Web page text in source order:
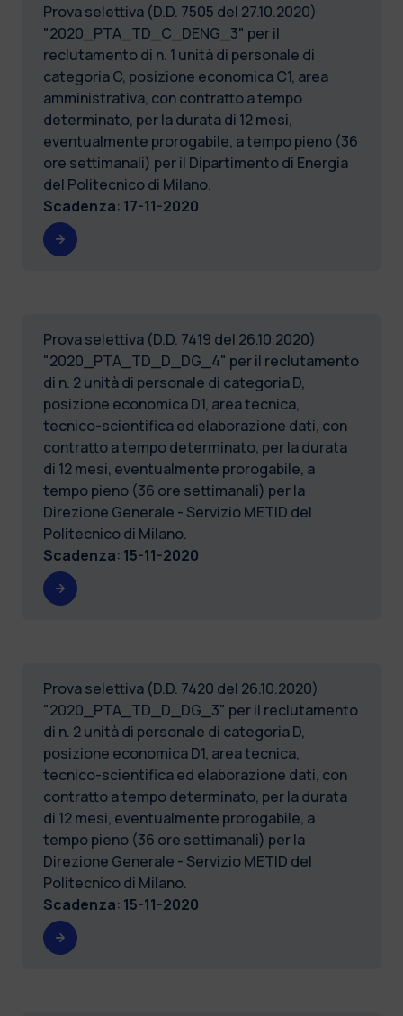
Prova selettiva (D.D. 7505 del 27.10.2020)
"2020_PTA_TD_C_DENG_3" per il
reclutamento di n. 1 unità di personale di
categoria C, posizione economica C1, area
amministrativa, con contratto a tempo
determinato, per la durata di 12 mesi,
eventualmente prorogabile, a tempo pieno (36
ore settimanali) per il Dipartimento di Energia
del Politecnico di Milano.
Scadenza: 17-11-2020
Prova selettiva (D.D. 7419 del 26.10.2020)
"2020_PTA_TD_D_DG_4" per il reclutamento
di n. 2 unità di personale di categoria D,
posizione economica D1, area tecnica,
tecnico-scientifica ed elaborazione dati, con
contratto a tempo determinato, per la durata
di 12 mesi, eventualmente prorogabile, a
tempo pieno (36 ore settimanali) per la
Direzione Generale - Servizio METID del
Politecnico di Milano.
Scadenza: 15-11-2020
Prova selettiva (D.D. 7420 del 26.10.2020)
"2020_PTA_TD_D_DG_3" per il reclutamento
di n. 2 unità di personale di categoria D,
posizione economica D1, area tecnica,
tecnico-scientifica ed elaborazione dati, con
contratto a tempo determinato, per la durata
di 12 mesi, eventualmente prorogabile, a
tempo pieno (36 ore settimanali) per la
Direzione Generale - Servizio METID del
Politecnico di Milano.
Scadenza: 15-11-2020